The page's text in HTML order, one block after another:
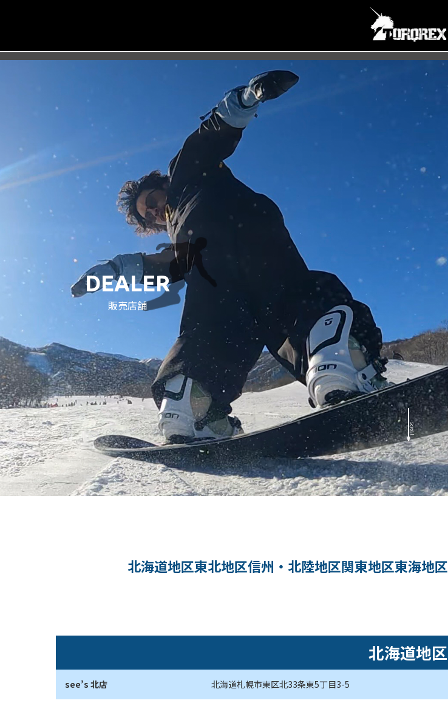
DEALER
販売店舗
Scroll
北海道地区東北地区信州・北陸地区関東地区東海地区
北海道地区
see’s 北店 北海道札幌市東区北33条東5丁目3-5